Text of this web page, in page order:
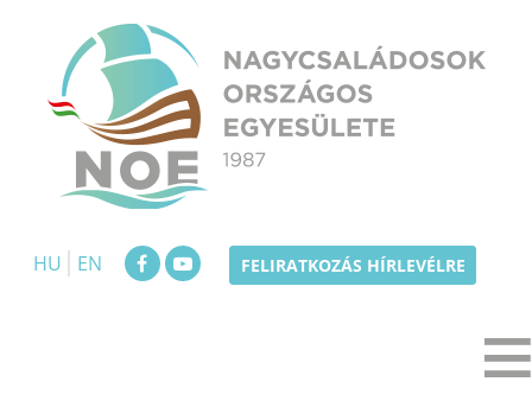
content
HU
EN FELIRATKOZÁS HÍRLEVÉLRE